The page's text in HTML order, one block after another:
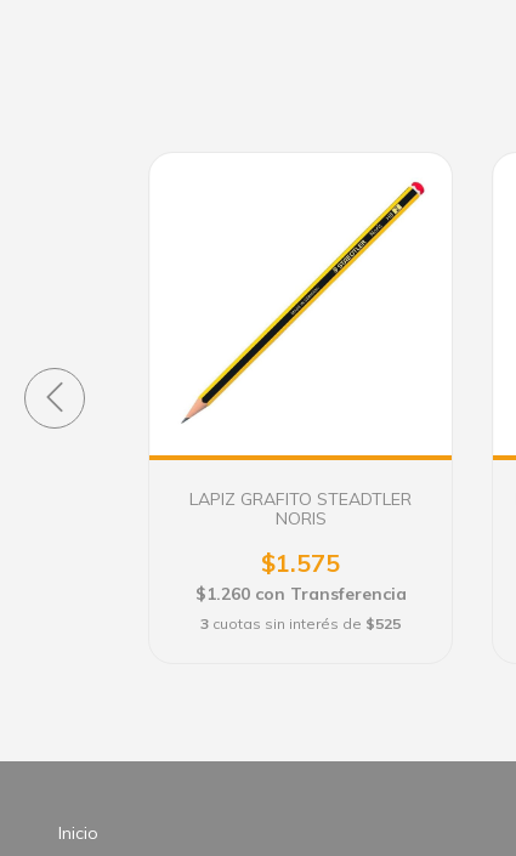
OFICIO
LAPIZ GRAFITO STEADTLER
NORIS
$1.575
$1.260 con Transferencia
3 cuotas sin interés de $525
Inicio